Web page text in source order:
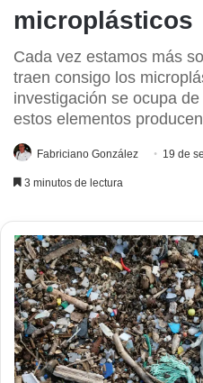
microplásticos
Cada vez estamos más
traen consigo los
investigación se ocupa
estos elementos
Fabriciano González 19 de
3 minutos de lectura